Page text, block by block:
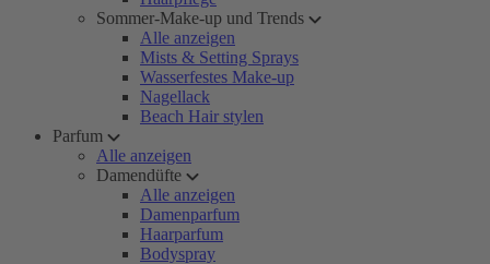
Sommer-Make-up und Trends
Alle anzeigen
Mists & Setting Sprays
Wasserfestes Make-up
Nagellack
Beach Hair stylen
Parfum
Alle anzeigen
Damendüfte
Alle anzeigen
Damenparfum
Haarparfum
Bodyspray